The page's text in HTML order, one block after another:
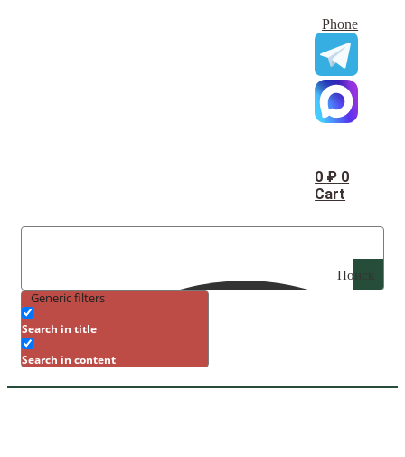
Phone
0 ₽ 0
Cart
Поиск
Generic filters
Search in title
Search in content